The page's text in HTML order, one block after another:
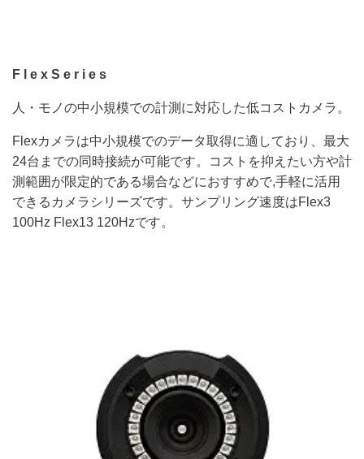
F l e x S e r i e s
人・モノの中小規模での計測に対応した低コストカメラ。
Flexカメラは中小規模でのデータ取得に適しており、最大
24台までの同時接続が可能です。コストを抑えたい方や計
測範囲が限定的である場合などにおすすめで,手軽に活用
できるカメラシリーズです。サンプリング速度はFlex3
100Hz Flex13 120Hzです。